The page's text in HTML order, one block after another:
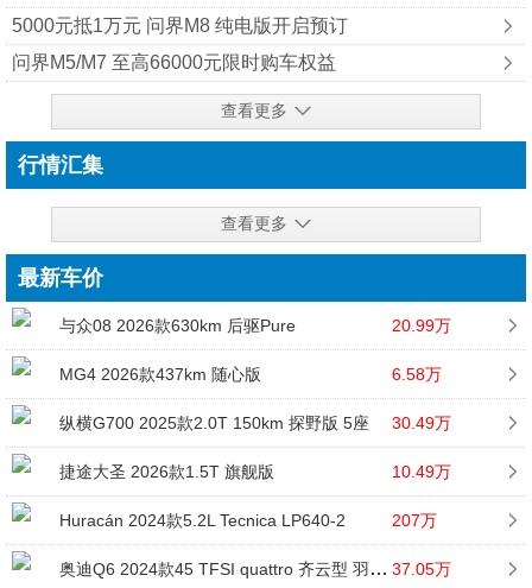
5000元抵1万元 问界M8 纯‮版电‬开启预订
问界M5/M7 至高66000元限时购车权益
查看更多
行情汇集
查看更多
最新车价
与众08 2026款630km 后驱Pure 20.99万
MG4 2026款437km 随心版 6.58万
纵横G700 2025款2.0T 150km 探野版 5座 30.49万
捷途大圣 2026款1.5T 旗舰版 10.49万
Huracán 2024款5.2L Tecnica LP640-2 207万
奥迪Q6 2024款45 TFSI quattro 齐云型 羽林套装 6座 37.05万